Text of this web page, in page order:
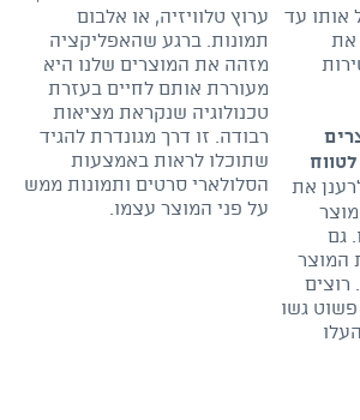
אותו עד
את
את
גם
המוצר
רוצים
גשו
ערוץ טלוויזיה, או אלבום
תמונות. ברגע שהאפליקציה
מזהה את המוצרים שלנו היא
מעוררת אותם לחיים בעזרת
טכנולוגיה שנקראת מציאות
רבודה. זו דרך מגונדרת להגיד
שתוכלו לראות באמצעות
הסלולארי סרטים ותמונות ממש
על פני המוצר עצמו.